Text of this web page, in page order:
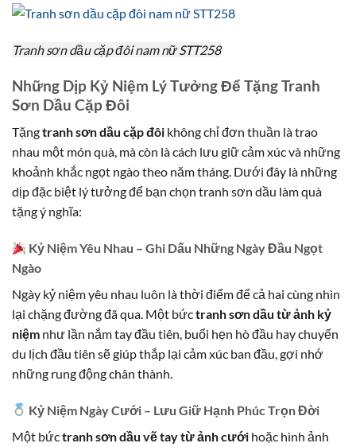
Tranh sơn dầu cặp đôi nam nữ STT258
Những Dịp Kỷ Niệm Lý Tưởng Để Tặng Tranh
Sơn Dầu Cặp Đôi
Tặngtranh sơn dầu cặp đôi không chỉ đơn thuần là trao
nhau một món quà, mà còn là cách lưu giữ cảm xúc và những
khoảnh khắc ngọt ngào theo năm tháng. Dưới đây là những
dịp đặc biệt lý tưởng để bạn chọn tranh sơn dầu làm quà
tặng ý nghĩa:
Kỷ Niệm Yêu Nhau – Ghi Dấu Những Ngày Đầu Ngọt
Ngào
Ngày kỷ niệm yêu nhau luôn là thời điểm để cả hai cùng nhìn
lại chặng đường đã qua. Một bứctranh sơn dầu từ ảnh kỷ
niệm như lần nắm tay đầu tiên, buổi hẹn hò đầu hay chuyến
du lịch đầu tiên sẽ giúp thắp lại cảm xúc ban đầu, gợi nhớ
những rung động chân thành.
Kỷ Niệm Ngày Cưới – Lưu Giữ Hạnh Phúc Trọn Đời
Một bứctranh sơn dầu vẽ tay từ ảnh cưới hoặc hình ảnh